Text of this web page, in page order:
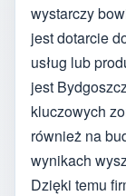
wystarczy
jest dotarcie
usług lub
jest
kluczowych
również na
wynikach
Dzięki temu